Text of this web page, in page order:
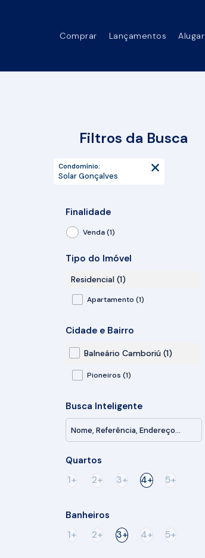
Alugar
Lançamentos
Comprar
Filtros da Busca
Condomínio:
Solar Gonçalves
Finalidade
Venda (1)
Tipo do Imóvel
Residencial (1)
Apartamento (1)
Cidade e Bairro
Balneário Camboriú (1)
Pioneiros (1)
Busca Inteligente
Quartos
1+ 2+ 3+ 4+ 5+
Banheiros
1+ 2+ 3+ 4+ 5+